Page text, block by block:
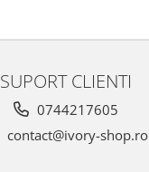
SUPORT CLIENTI
0744217605
contact@ivory-shop.ro